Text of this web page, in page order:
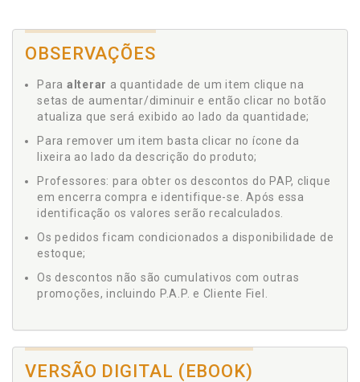
OBSERVAÇÕES
Para alterar a quantidade de um item clique na
setas de aumentar/diminuir e então clicar no botão
atualiza que será exibido ao lado da quantidade;
Para remover um item basta clicar no ícone da
lixeira ao lado da descrição do produto;
Professores: para obter os descontos do PAP, clique
em encerra compra e identifique-se. Após essa
identificação os valores serão recalculados.
Os pedidos ficam condicionados a disponibilidade de
estoque;
Os descontos não são cumulativos com outras
promoções, incluindo P.A.P. e Cliente Fiel.
VERSÃO DIGITAL (EBOOK)